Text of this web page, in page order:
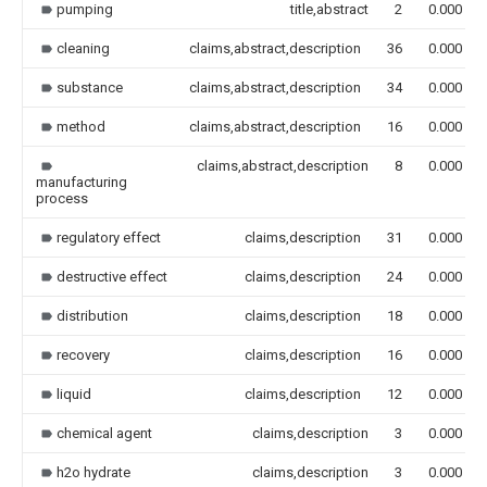
pumping title,abstract 2 0.000
cleaning claims,abstract,description 36 0.000
substance claims,abstract,description 34 0.000
method claims,abstract,description 16 0.000
manufacturing
process
claims,abstract,description 8 0.000
regulatory effect claims,description 31 0.000
destructive effect claims,description 24 0.000
distribution claims,description 18 0.000
recovery claims,description 16 0.000
liquid claims,description 12 0.000
chemical agent claims,description 3 0.000
h2o hydrate claims,description 3 0.000